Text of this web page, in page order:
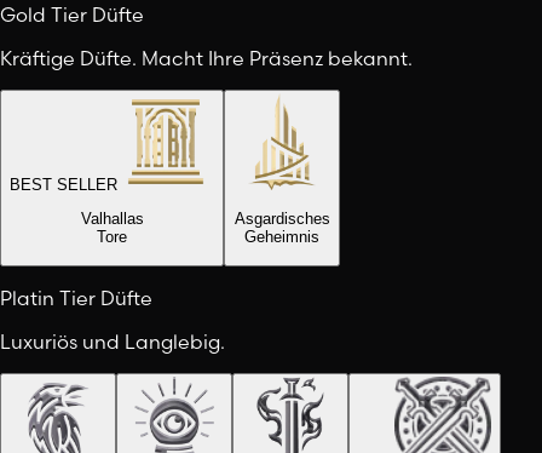
Gold Tier Düfte
Kräftige Düfte. Macht Ihre Präsenz bekannt.
BEST SELLER
Valhallas
Tore
Asgardisches
Geheimnis
Platin Tier Düfte
Luxuriös und Langlebig.